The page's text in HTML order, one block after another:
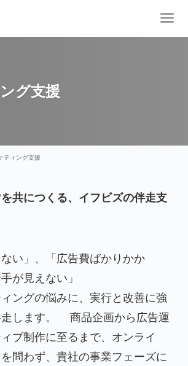
グ支援
ティング支援
共につくる、イフビズの伴走支
ない」、「広告費ばかりかか
が見えない」
ングの悩みに、実行と改善に強
走します。 商品企画から広告運
ブ制作に至るまで、オンライ
問わず、貴社の事業フェーズに